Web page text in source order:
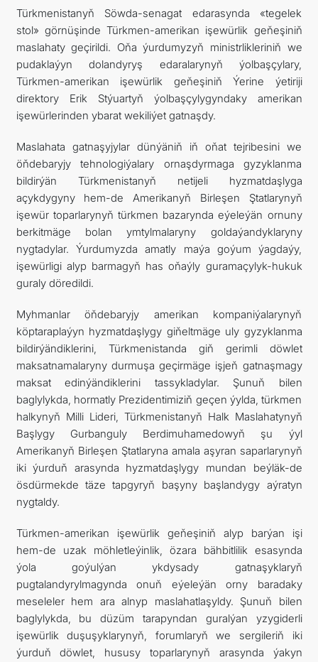
Türkmenistanyň Söwda-senagat edarasynda «tegelek
stol» görnüşinde Türkmen-amerikan işewürlik geňeşiniň
maslahaty geçirildi. Oňa ýurdumyzyň ministrlikleriniň we
pudaklaýyn dolandyryş edaralarynyň ýolbaşçylary,
Türkmen-amerikan işewürlik geňeşiniň Ýerine ýetiriji
direktory Erik Stýuartyň ýolbaşçylygyndaky amerikan
işewürlerinden ybarat wekiliýet gatnaşdy.
Maslahata gatnaşyjylar dünýäniň iň oňat tejribesini we
öňdebaryjy tehnologiýalary ornaşdyrmaga gyzyklanma
bildirýän Türkmenistanyň netijeli hyzmatdaşlyga
açykdygyny hem-de Amerikanyň Birleşen Ştatlarynyň
işewür toparlarynyň türkmen bazarynda eýeleýän ornuny
berkitmäge bolan ymtylmalaryny goldaýandyklaryny
nygtadylar. Ýurdumyzda amatly maýa goýum ýagdaýy,
işewürligi alyp barmagyň has oňaýly guramaçylyk-hukuk
guraly döredildi.
Myhmanlar öňdebaryjy amerikan kompaniýalarynyň
köptaraplaýyn hyzmatdaşlygy giňeltmäge uly gyzyklanma
bildirýändiklerini, Türkmenistanda giň gerimli döwlet
maksatnamalaryny durmuşa geçirmäge işjeň gatnaşmagy
maksat edinýändiklerini tassykladylar. Şunuň bilen
baglylykda, hormatly Prezidentimiziň geçen ýylda, türkmen
halkynyň Milli Lideri, Türkmenistanyň Halk Maslahatynyň
Başlygy Gurbanguly Berdimuhamedowyň şu ýyl
Amerikanyň Birleşen Ştatlaryna amala aşyran saparlarynyň
iki ýurduň arasynda hyzmatdaşlygy mundan beýläk-de
ösdürmekde täze tapgyryň başyny başlandygy aýratyn
nygtaldy.
Türkmen-amerikan işewürlik geňeşiniň alyp barýan işi
hem-de uzak möhletleýinlik, özara bähbitlilik esasynda
ýola goýulýan ykdysady gatnaşyklaryň
pugtalandyrylmagynda onuň eýeleýän orny baradaky
meseleler hem ara alnyp maslahatlaşyldy. Şunuň bilen
baglylykda, bu düzüm tarapyndan guralýan yzygiderli
işewürlik duşuşyklarynyň, forumlaryň we sergileriň iki
ýurduň döwlet, hususy toparlarynyň arasynda ýakyn